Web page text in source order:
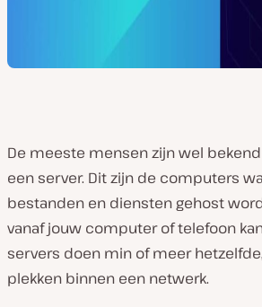
De meeste mensen zijn wel
een server. Dit zijn de computers
bestanden en diensten gehost
vanaf jouw computer of telefoon
servers doen min of meer
plekken binnen een netwerk.